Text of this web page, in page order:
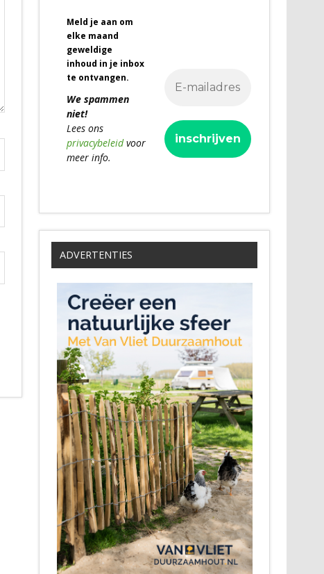
Meld je aan om
elke maand
geweldige
inhoud in je inbox
te ontvangen.
We spammen
niet!
Lees ons
privacybeleidvoor
meer info.
ADVERTENTIES